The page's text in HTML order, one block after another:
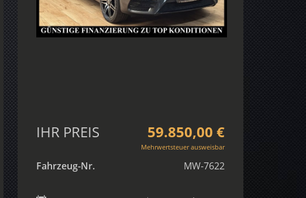
IHR PREIS 59.850,00 €
Mehrwertsteuer ausweisbar
Fahrzeug-Nr. MW-7622